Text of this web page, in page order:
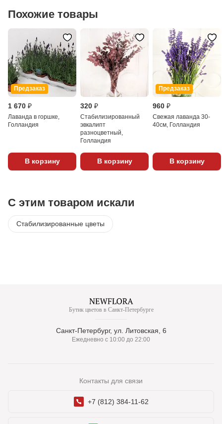
Похожие товары
Предзаказ
1 670 ₽
Лаванда в горшке,
Голландия
В корзину
320 ₽
Стабилизированный
эвкалипт
разноцветный,
Голландия
В корзину
Предзаказ
960 ₽
Свежая лаванда 30-
40см, Голландия
В корзину
С этим товаром искали
Стабилизированные цветы
Бутик цветов в Санкт-Петербурге
Санкт-Петербург, ул. Литовская, 6
Ежедневно с 10:00 до 22:00
Контакты для связи
+7 (812) 384-11-62